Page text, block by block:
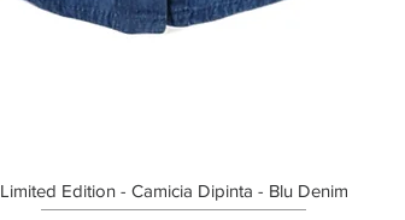
Limited Edition - Camicia Dipinta - Blu Denim